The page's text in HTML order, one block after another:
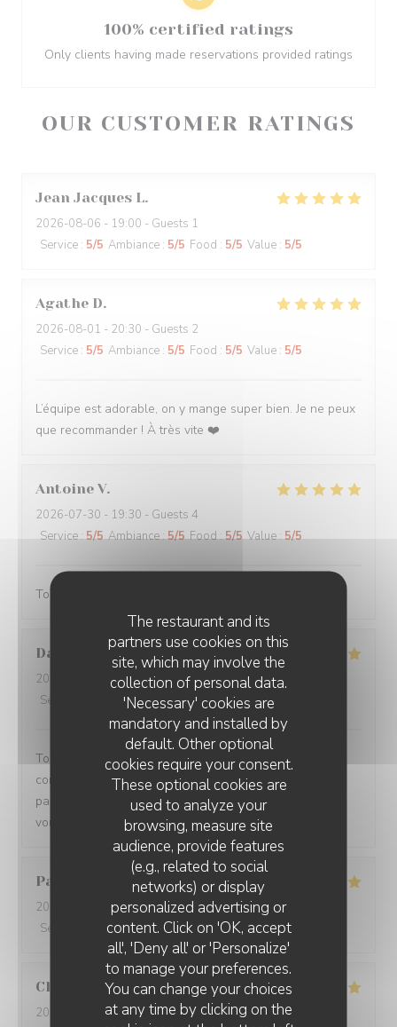
The restaurant and its
partners use cookies on this
site, which may involve the
collection of personal data.
'Necessary' cookies are
mandatory and installed by
default. Other optional
cookies require your consent.
These optional cookies are
used to analyze your
browsing, measure site
audience, provide features
(e.g., related to social
networks) or display
personalized advertising or
content. Click on 'OK, accept
all', 'Deny all' or 'Personalize'
to manage your preferences.
You can change your choices
at any time by clicking on the
OUR CUSTOMER RATINGS
Jean Jacques L
2026-08-06 - 19:00 - Guests 1
Service : 5/5 Ambiance : 5/5 Food : 5/5 Value : 5/5
Agathe D
2026-08-01 - 20:30 - Guests 2
Service : 5/5 Ambiance : 5/5 Food : 5/5 Value : 5/5
L’équipe est adorable, on y mange super bien. Je ne peux
que recommander ! À très vite ❤️
Antoine V
2026-07-30 - 19:30 - Guests 4
Service:5/5 Ambiance:5/5 Food:5/5 Value:5/5
Toujours servi avec bonne humeur ! Plats délicieux
Damien
2026-08-01
- 19:15 - Guests 3
Service
Ambiance:5/5 Food: 5/5 Value
Toujours un plaisir de venir dans ce restaurant qui
commence toujours par un accueil chaleureux. Tout est
parfait si service à la cuisine. Ne changez rien Merci à
vous
Pascal
2026-07-31
- 20:45 - Guests 2
Service
Ambiance :5/5 Food :5 /5 Value:5
Claire
2026-07-30
- 20:30 - Guests 4
100% certified ratings
Only clients having made reservations provided ratings